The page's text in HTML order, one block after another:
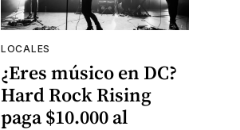
LOCALES
¿Eres músico en DC?
Hard Rock Rising
paga $10.000 al